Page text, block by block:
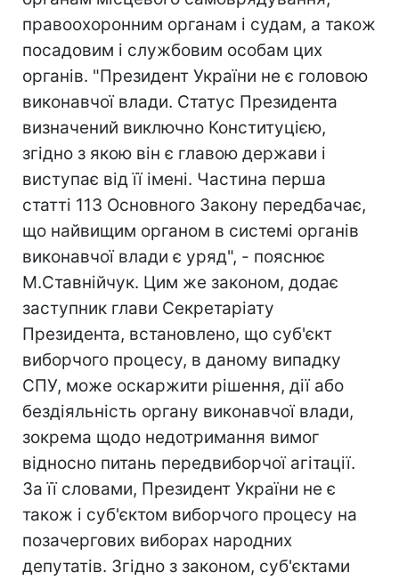
правоохоронним органам і судам, а також
посадовим і службовим особам цих
органів. "Президент України не є головою
виконавчої влади. Статус Президента
визначений виключно Конституцією,
згідно з якою він є главою держави і
виступає від її імені. Частина перша
статті 113 Основного Закону передбачає,
що найвищим органом в системі органів
виконавчої влади є уряд", - пояснює
М.Ставнійчук. Цим же законом, додає
заступник глави Секретаріату
Президента, встановлено, що суб'єкт
виборчого процесу, в даному випадку
СПУ, може оскаржити рішення, дії або
бездіяльність органу виконавчої влади,
зокрема щодо недотримання вимог
відносно питань передвиборчої агітації.
За її словами, Президент України не є
також і суб'єктом виборчого процесу на
позачергових виборах народних
депутатів. Згідно з законом, суб'єктами